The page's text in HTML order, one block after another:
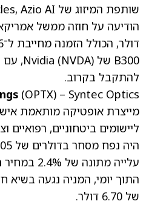
B300 של Nvidia
(NVDA)
להתקבל בקרוב.
(OPTX) – Syntec Optics
מייצרת אופטיקה מותאמת
עלייה
של 6.70 דולר.